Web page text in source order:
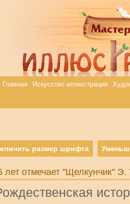
Главная Искусство иллюстрации
размер шрифта
лет отмечает "Щелкунчик"